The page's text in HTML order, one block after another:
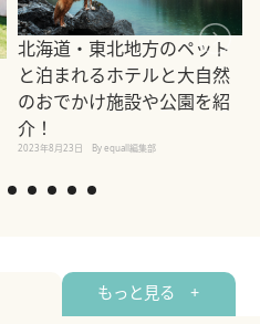
北海道・東北地方のペット
と泊まれるホテルと大自然
のおでかけ施設や公園を紹
介！
2023年8月23日 By equall編集部
もっと見る +